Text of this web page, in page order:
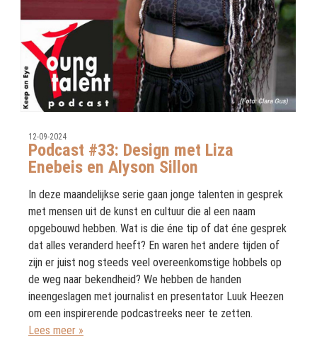
12-09-2024
Podcast #33: Design met Liza
Enebeis en Alyson Sillon
In deze maandelijkse serie gaan jonge talenten in gesprek
met mensen uit de kunst en cultuur die al een naam
opgebouwd hebben. Wat is die éne tip of dat éne gesprek
dat alles veranderd heeft? En waren het andere tijden of
zijn er juist nog steeds veel overeenkomstige hobbels op
de weg naar bekendheid? We hebben de handen
ineengeslagen met journalist en presentator Luuk Heezen
om een inspirerende podcastreeks neer te zetten.
Lees meer »